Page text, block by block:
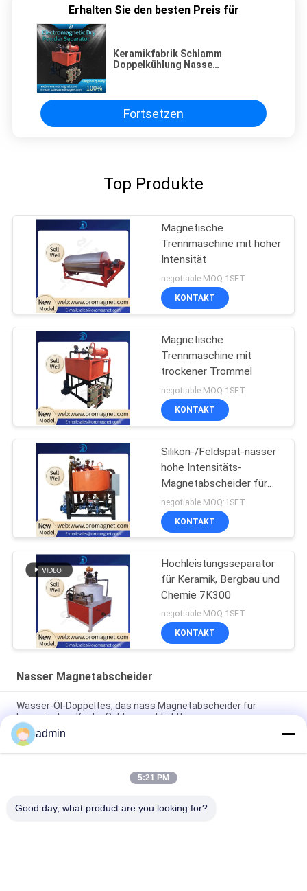
Erhalten Sie den besten Preis für
Keramikfabrik Schlamm
Doppelkühlung Nasse
Fortsetzen
Top Produkte
Magnetische
Trennmaschine mit hoher
Intensität
negotiable MOQ:1SET
KONTAKT
Magnetische
Trennmaschine mit
trockener Trommel
negotiable MOQ:1SET
KONTAKT
Silikon-/Feldspat-nasser
hohe Intensitäts-
Magnetabscheider für
Abbau FE2O3
negotiable MOQ:1SET
KONTAKT
Hochleistungsseparator
für Keramik, Bergbau und
Chemie 7K300
negotiable MOQ:1SET
KONTAKT
Nasser Magnetabscheider
Wasser-Öl-Doppeltes, das nass Magnetabscheider für
keramischen Kaolin-Schlamm abkühlt
Ep-Intelligenz-keramisches Schlamm-magnetisches Eisen-
Trennzeichen-niedriger Energieverbrauch
Keramische nass Maschine des Magnetabscheider-2.5T für
admin
5:21 PM
Good day, what product are you looking for?